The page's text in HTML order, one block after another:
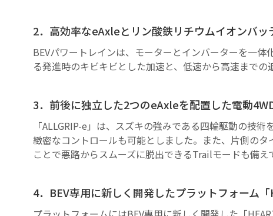
2．高効率なeAxleとリン酸鉄リチウムイオンバ
BEVパワートレインは、モーターとインバーターを一
る発進時のキビキビとした加速と、低速から高速までの
3．前後に独立した2つのeAxleを配置した電動
「ALLGRIP-e」は、スズキの強みである四輪駆動の技
緻密なコントロールも可能としました。また、片側の
ことで悪路からスムーズに脱出できるTrailモードも備え
4．BEV専用に新しく開発したプラットフォーム「